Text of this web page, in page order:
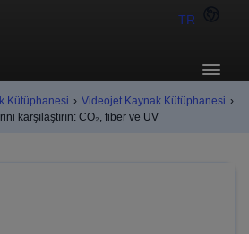
TR
Kütüphanesi › Videojet Kaynak Kütüphanesi ›
karşılaştırın: CO₂, fiber ve UV